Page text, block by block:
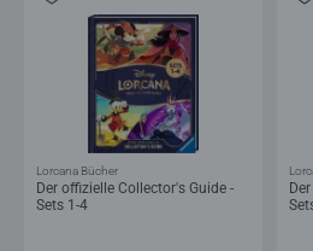
Der offizielle Collector's Guide -
Sets 1-4
Lorcana Bücher